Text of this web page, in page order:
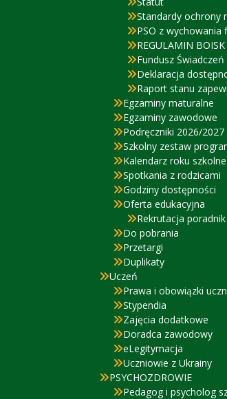
Standardy ochrony
PSO z wychowania
REGULAMIN
Fundusz
Deklaracja
Raport stanu
Egzaminy maturalne
Egzaminy zawodowe
Podręczniki 2026/2027
Szkolny zestaw
Kalendarz roku
Spotkania z rodzicami
Godziny dostępności
Oferta edukacyjna
Rekrutacja poradnik
Do pobrania
Przetargi
Duplikaty
Uczeń
Prawa i obowiązki
Stypendia
Zajęcia dodatkowe
Doradca zawodowy
eLegitymacja
Uczniowie z Ukrainy
PSYCHOZDROWIE
Pedagog i psycholog